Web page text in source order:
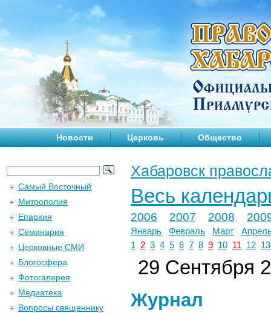
Новости Церковь Общество
Хабаровск
Весь
2006 2007 2008
Январь Февраль Март
1
2 3 4 5 6 7 8 9 10 11 12 13
29 Сентября
Журнал
Самый Восточный
Митрополия
Епархия
Семинария
Церковные СМИ
Блогосфера
Фотогалерея
Медиатека
Вопросы священнику